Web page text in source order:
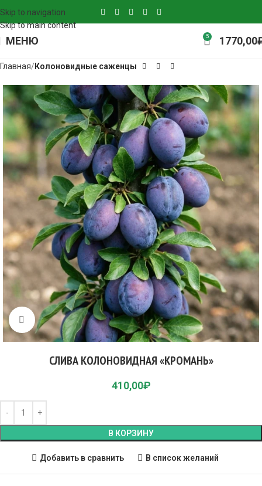
Skip to navigation
Skip to main content
МЕНЮ 5 1770,00
Главная Колоновидные саженцы
Click to enlarge
СЛИВА КОЛОНОВИДНАЯ «КРОМАНЬ»
410,00₽
В КОРЗИНУ
Добавить в сравнить В список желаний